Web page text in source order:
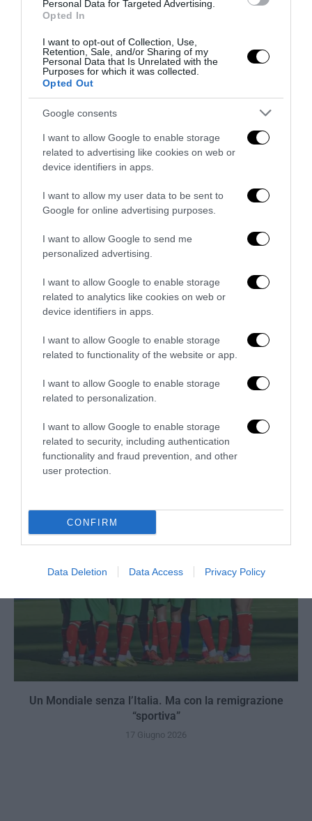
Personal Data for Targeted Advertising.
Opted In
I want to opt-out of Collection, Use,
Retention, Sale, and/or Sharing of my
Personal Data that Is Unrelated with the
Purposes for which it was collected.
Opted Out
Google consents
I want to allow Google to enable storage
related to advertising like cookies on web or
device identifiers in apps.
I want to allow my user data to be sent to
Google for online advertising purposes.
I want to allow Google to send me
personalized advertising.
I want to allow Google to enable storage
related to analytics like cookies on web or
device identifiers in apps.
I want to allow Google to enable storage
related to functionality of the website or app.
I want to allow Google to enable storage
related to personalization.
I want to allow Google to enable storage
related to security, including authentication
functionality and fraud prevention, and other
user protection.
CONFIRM
Data Deletion Data Access Privacy Policy
Senso del sacro, fiuto del gol: Mikel Merino e una
Spagna tornata alle origini
Trump e Infantino: oltre l’ultimo Mondiale dell’umanità
Un Mondiale senza l’Italia. Ma con la remigrazione
“sportiva”
17 Giugno 2026